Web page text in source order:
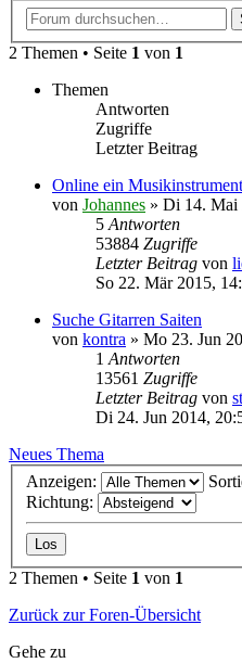
2 Themen • Seite 1 von 1
Themen
Antworten
Zugriffe
Letzter Beitrag
Online ein
von Johannes » Di 14. Mai
5 Antworten
53884 Zugriffe
Letzter Beitrag von
So 22. Mär 2015,
Suche Gitarren Saiten
von kontra » Mo 23. Jun
1 Antworten
13561 Zugriffe
Letzter Beitrag von
Di 24. Jun 2014,
Neues Thema
Anzeigen:
Richtung:
2 Themen • Seite 1 von 1
Zurück zur Foren-Übersicht
Gehe zu